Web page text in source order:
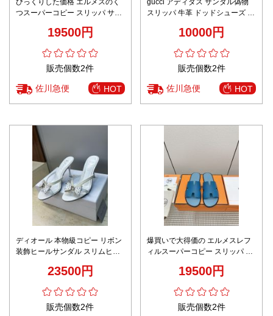
びっくりした価格 エルメスのく
つスーパーコピー スリッパ サン
19500円
販売個数2件
佐川急便 HOT
gucci アディダス サンダル偽物
スリッパ 牛革 ドッドシューズ 紳
きやすい ブラック
10000円
販売個数2件
佐川急便 HOT
ディオール 本物級コピー リボン
装飾ヒールサンダル スリムヒー
23500円
販売個数2件
爆買いで大得価の エルメスレフ
ィルスーパーコピー スリッパ サ
19500円
販売個数2件